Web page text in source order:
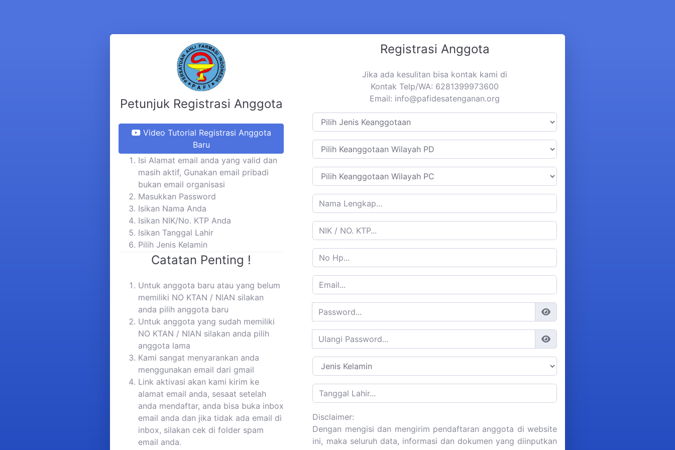
Petunjuk Registrasi Anggota
Video Tutorial Registrasi Anggota
Baru
Isi Alamat email anda yang valid dan
masih aktif, Gunakan email pribadi
bukan email organisasi
Masukkan Password
Isikan Nama Anda
Isikan NIK/No. KTP Anda
Isikan Tanggal Lahir
Pilih Jenis Kelamin
Catatan Penting !
Untuk anggota baru atau yang belum
memiliki NO KTAN / NIAN silakan
anda pilih anggota baru
Untuk anggota yang sudah memiliki
NO KTAN / NIAN silakan anda pilih
anggota lama
Kami sangat menyarankan anda
menggunakan email dari gmail
Link aktivasi akan kami kirim ke
alamat email anda, sesaat setelah
anda mendaftar, anda bisa buka inbox
email anda dan jika tidak ada email di
inbox, silakan cek di folder spam
email anda.
Registrasi Anggota
Jika ada kesulitan bisa kontak kami di
Kontak Telp/WA: 6281399973600
Email: info@pafidesatenganan.org
Disclaimer:
Dengan mengisi dan mengirim pendaftaran anggota di website
ini, maka seluruh data, informasi dan dokumen yang diinputkan